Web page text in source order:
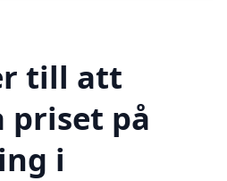
till att
priset på
i